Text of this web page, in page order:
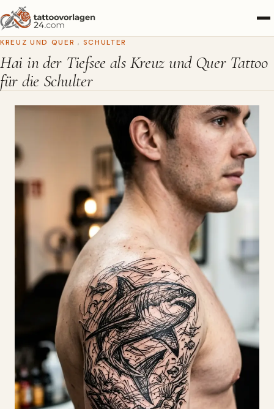
KREUZ UND QUER , SCHULTER
Hai in der Tiefsee als Kreuz und Quer Tattoo
für die Schulter